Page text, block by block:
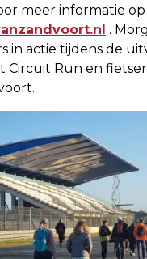
meer informatie op
.
in actie tijdens de
Circuit Run en